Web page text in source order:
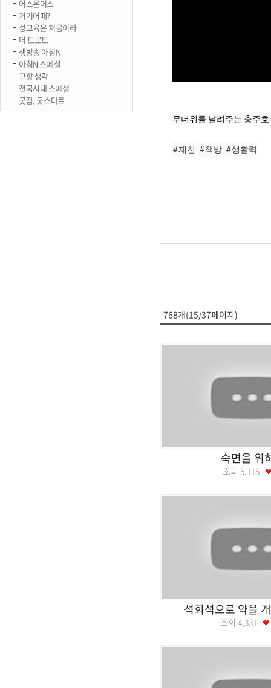
어스온어스
거기어때?
성교육은 처음이라
더 트로트
생방송 아침N
아침N 스페셜
고향 생각
전국시대 스페셜
굿잡, 굿스타트
무더위를 날려주는 충주
#제천 #책방 #생활력
768개(15/37페이지)
숙면을 위
조회 5,115
석회석으로 약을
조회 4,331